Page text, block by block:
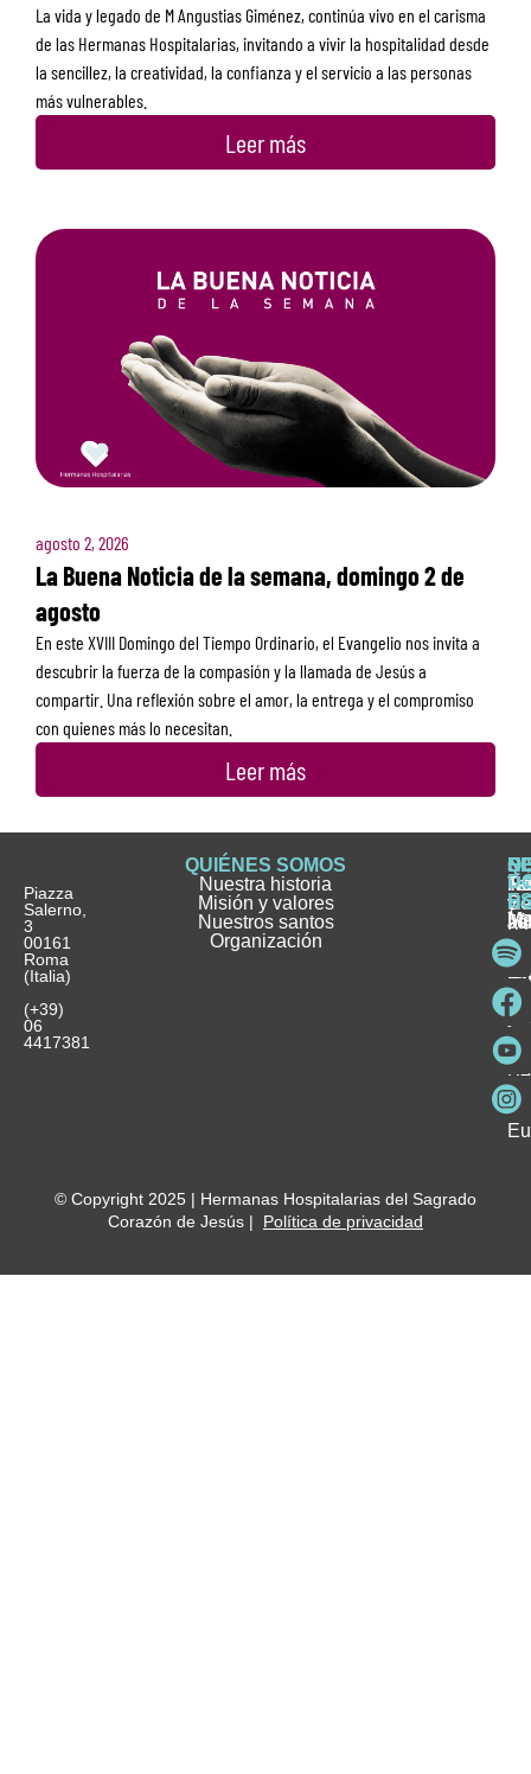
La vida y legado de M Angustias Giménez, continúa vivo en el carisma
de las Hermanas Hospitalarias, invitando a vivir la hospitalidad desde
la sencillez, la creatividad, la confianza y el servicio a las personas
más vulnerables.
Leer más
agosto 2, 2026
La Buena Noticia de la semana, domingo 2 de
agosto
En este XVIII Domingo del Tiempo Ordinario, el Evangelio nos invita a
descubrir la fuerza de la compasión y la llamada de Jesús a
compartir. Una reflexión sobre el amor, la entrega y el compromiso
con quienes más lo necesitan.
Leer más
Piazza
Salerno,
3
00161
Roma
(Italia)
(+39)
06
4417381
QUIÉNES SOMOS
Nuestra historia
Misión y valores
Nuestros santos
Organización
e
y
y
© Copyright 2025 | Hermanas Hospitalarias del Sagrado
Corazón de Jesús | Política de privacidad